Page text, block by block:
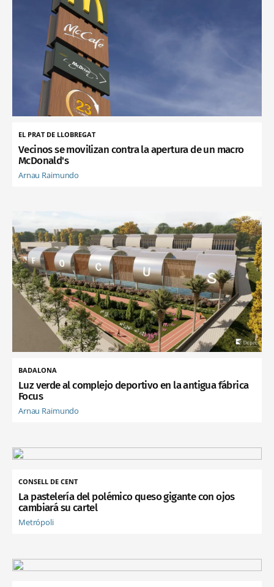
EL PRAT DE LLOBREGAT
Vecinos se movilizan contra la apertura de un macro
McDonald's
Arnau Raimundo
BADALONA
Luz verde al complejo deportivo en la antigua fábrica
Focus
Arnau Raimundo
CONSELL DE CENT
La pastelería del polémico queso gigante con ojos
cambiará su cartel
Metrópoli